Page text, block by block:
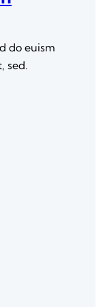
do euism
sed.